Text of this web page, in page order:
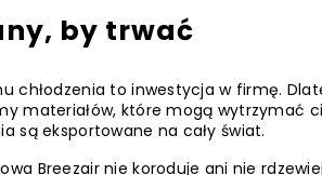
by trwać
chłodzenia to inwestycja w firmę.
materiałów, które mogą wytrzymać
są eksportowane na cały świat.
Breezair nie koroduje ani nie